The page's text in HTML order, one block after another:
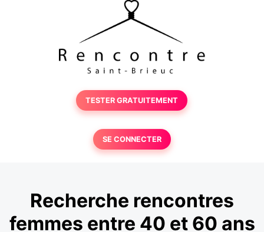
TESTER GRATUITEMENT
SE CONNECTER
Recherche rencontres
femmes entre 40 et 60 ans